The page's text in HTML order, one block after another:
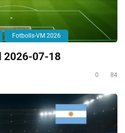
Fotbolls-VM 2026
2026-07-18
0 84